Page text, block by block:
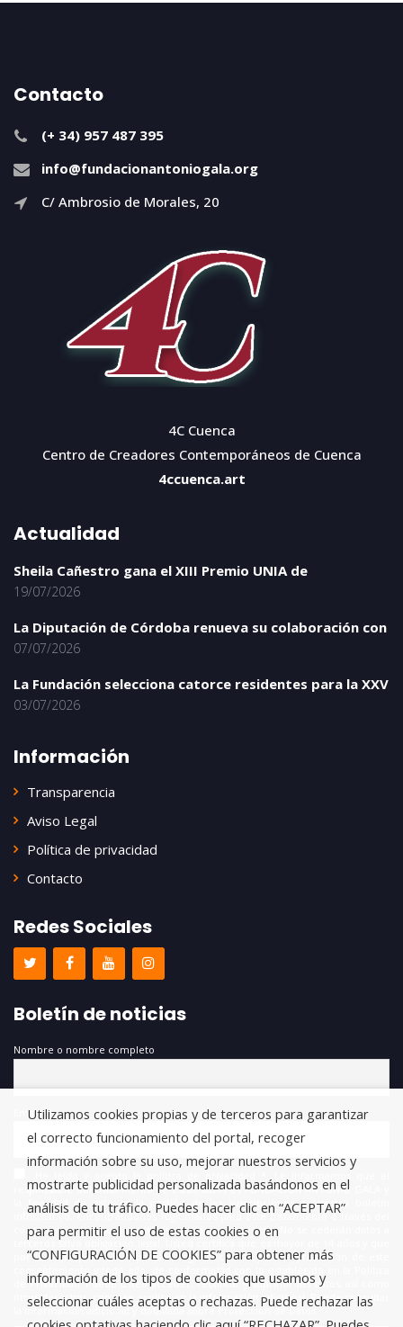
Contacto
(+ 34) 957 487 395
info@fundacionantoniogala.org
C/ Ambrosio de Morales, 20
4C Cuenca
Centro de Creadores Contemporáneos de Cuenca
4ccuenca.art
Actualidad
Sheila Cañestro gana el XIII Premio UNIA de
19/07/2026
La Diputación de Córdoba renueva su colaboración con
07/07/2026
La Fundación selecciona catorce residentes para la XXV
03/07/2026
Información
Transparencia
Aviso Legal
Política de privacidad
Contacto
Redes Sociales
Boletín de noticias
Nombre o nombre completo
Email
responsable del tratamiento de estos datos es FUNDACIÓN ANTONIO GALA y
la finalidad de este es la gestión de las suscripciones a nuestro boletín
informativo, encontrándonos legitimados para este tratamiento a través del
consentimiento que nos está otorgando en este acto. No se cederán datos a
terceros salvo obligación legal. Usted certifica que es mayor de 14 años y que
por lo tanto posee la capacidad legal necesaria para la prestación de este
de Privacidad. Puede usted acceder, rectificar y suprimir los datos, así como
otros derechos, como se explica en la información adicional. Puede consultar
la información adicional y detallada sobre Protección de Datos.
Utilizamos cookies propias y de terceros para garantizar
el correcto funcionamiento del portal, recoger
información sobre su uso, mejorar nuestros servicios y
mostrarte publicidad personalizada basándonos en el
análisis de tu tráfico. Puedes hacer clic en “ACEPTAR”
para permitir el uso de estas cookies o en
“CONFIGURACIÓN DE COOKIES” para obtener más
información de los tipos de cookies que usamos y
seleccionar cuáles aceptas o rechazas. Puede rechazar las